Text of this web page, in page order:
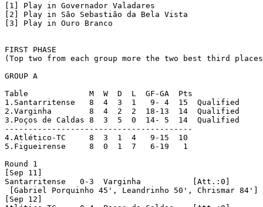
[1] Play in Governador Valadares
[2] Play in São Sebastião da Bela Vista
[3] Play in Ouro Branco
FIRST PHASE
(Top two from each group more the two best third
GROUP A
Table		  M  W  D  L  GF-GA  Pts
1.Santarritense   8  4  3  1   9- 4  15  Qualified
2.Varginha	  8  4  2  2  18-13  14  Qualified
3.Poços de Caldas 8  3  5  0  14- 5  14  Qualified
----------------------------------------
4.Atlético-TC	  8  3  1  4   9-15  10
5.Figueirense	  8  0  1  7   6-19   1
Round 1
[Sep 11]
Santarritense	0-3  Varginha		[Att.:0]
[Gabriel Porquinho 45', Leandrinho 50', Chrismar 84']
[Sep 12]